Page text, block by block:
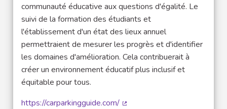
communauté éducative aux questions d'égalité. Le
suivi de la formation des étudiants et
l'établissement d'un état des lieux annuel
permettraient de mesurer les progrès et d'identifier
les domaines d'amélioration. Cela contribuerait à
créer un environnement éducatif plus inclusif et
équitable pour tous.
https://carparkingguide.com/